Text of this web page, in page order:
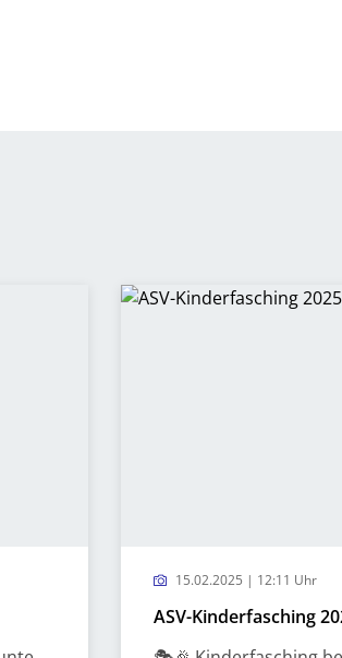
15.02.2025 | 12:11 Uhr
ASV-Kinderfasching